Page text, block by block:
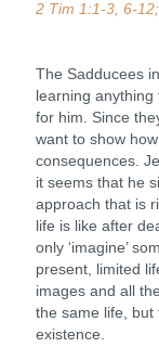
2 Tim 1:1-3, 6-
The Sadducees
learning
for him. Since
want to show
consequences.
it seems that he
approach that is
life is like after
only ‘imagine’
present, limited
images and all
the same life, but
existence.